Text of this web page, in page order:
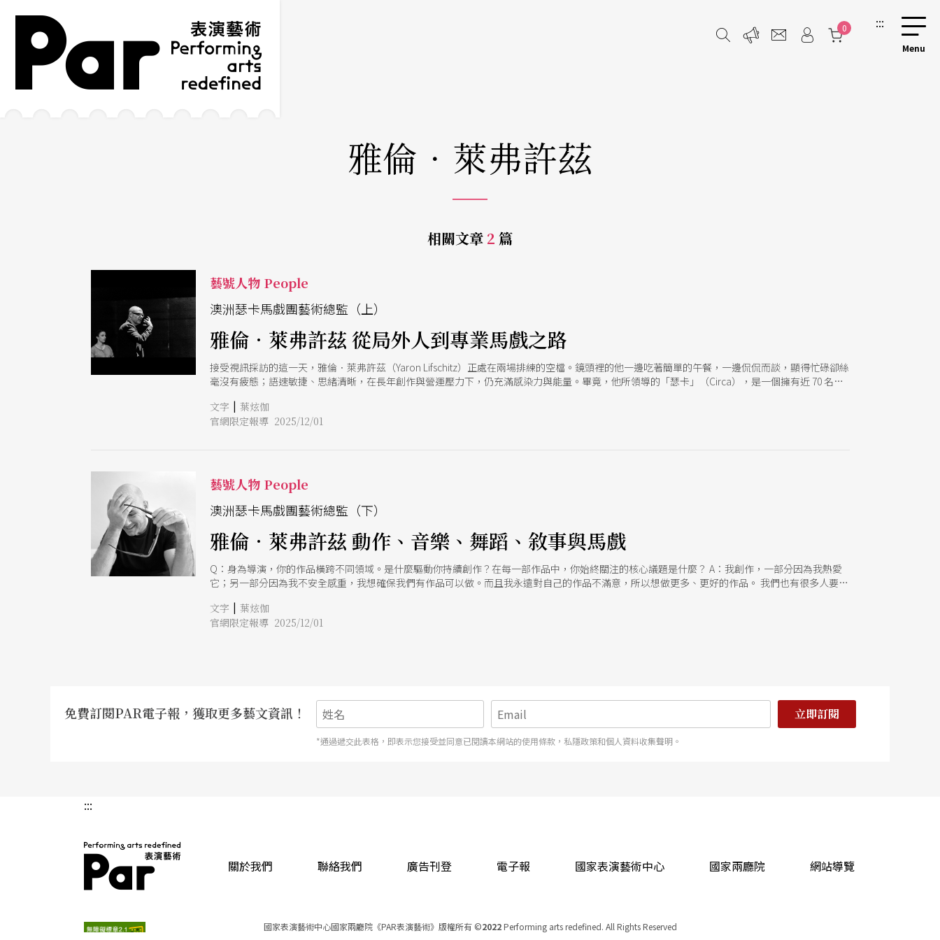
跳到主要內容區塊
網站導覽
0 :::
雅倫．萊弗許茲
相關文章 2 篇
藝號人物 People
澳洲瑟卡馬戲團藝術總監（上）
雅倫．萊弗許茲 從局外人到專業馬戲之路
接受視訊採訪的這一天，雅倫．萊弗許茲（Yaron Lifschitz）正處在兩場排練的空檔。鏡頭裡的他一邊吃著簡單的午餐，一邊侃侃而談，顯得忙碌卻絲
毫沒有疲態；語速敏捷、思緒清晰，在長年創作與營運壓力下，仍充滿感染力與能量。畢竟，他所領導的「瑟卡」（Circa），是一個擁有近 70 名藝
標榜「不守規矩、略帶叛逆」的小型團隊。1999 年，剛從澳洲國家戲劇學院（NIDA）畢業的萊弗許茲以門外漢之姿加入團隊，並在 2004 年推出3人作
品《空．間》（The Space Between），逐步改寫團隊的發展方向，也奠定了今日瑟卡 的創作軌跡。 在萊弗許茲的帶領下，瑟卡展現了一種跨越馬
能背負多少重量？我們能信任誰來支撐我們的負荷？」特別在疫情後，「接觸」（touch）變得倫理化、政治化的世界，萊弗許茲重新審視人類的脆
弱、秩序、混亂與連結。11位馬戲演員在3幕結構中，交織身體與情感，以彼此的重量述說信任，以危險的邊緣探問自由，以節奏與呼吸塑造人類最
原始的互動。
文字 | 葉炫伽
官網限定報導 2025/12/01
藝號人物 People
澳洲瑟卡馬戲團藝術總監（下）
雅倫．萊弗許茲 動作、音樂、舞蹈、敘事與馬戲
Q：身為導演，你的作品橫跨不同領域。是什麼驅動你持續創作？在每一部作品中，你始終關注的核心議題是什麼？ A：我創作，一部分因為我熱愛
它；另一部分因為我不安全感重，我想確保我們有作品可以做。而且我永遠對自己的作品不滿意，所以想做更多、更好的作品。 我們也有很多人要養
覺得：「上一個作品很好，但我們可能沒有找到足夠的美，那下一個作品要不要更美？」像《Humans》比較溫暖、慷慨，我就想：「那我們做一個
更犀利、要求更高的作品吧。」於是做了《Wolf》。現在我又覺得我需要更多美，但不能俗氣那要怎麼找到？於是這推動我做下一個作品。 基本上每
文字 | 葉炫伽
官網限定報導 2025/12/01
免費訂閱PAR電子報，獲取更多藝文資訊！ 立即訂閱
*通過遞交此表格，即表示您接受並同意已閱讀本網站的使用條款，私隱政策和個人資料收集聲明。
:::
關於我們 聯絡我們 廣告刊登 電子報 國家表演藝術中心 國家兩廳院 網站導覽
國家表演藝術中心國家兩廳院《PAR表演藝術》版權所有©2022Performing arts redefined. All Rights Reserved